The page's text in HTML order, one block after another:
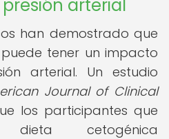
arterial
han demostrado que
tener un impacto
arterial. Un estudio
Journal of Clinical
los participantes que
cetogénica